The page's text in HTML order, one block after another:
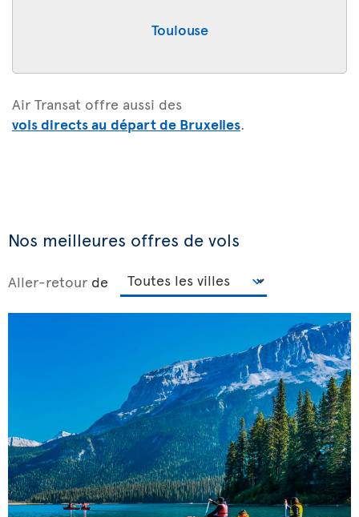
Toulouse
Air Transat offre aussi des
vols directs au départ de Bruxelles.
Nos meilleures offres de vols
Aller-retour de